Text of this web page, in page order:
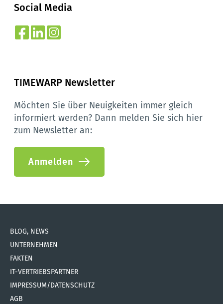
Social Media
TIMEWARP Newsletter
Möchten Sie über Neuigkeiten immer gleich
informiert werden? Dann melden Sie sich hier
zum Newsletter an:
Anmelden
BLOG, NEWS
UNTERNEHMEN
FAKTEN
IT-VERTRIEBSPARTNER
IMPRESSUM/DATENSCHUTZ
AGB